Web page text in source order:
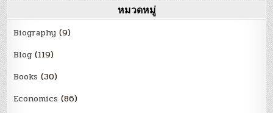
หมวดหมู่
Biography (9)
Blog (119)
Books (30)
Economics (86)